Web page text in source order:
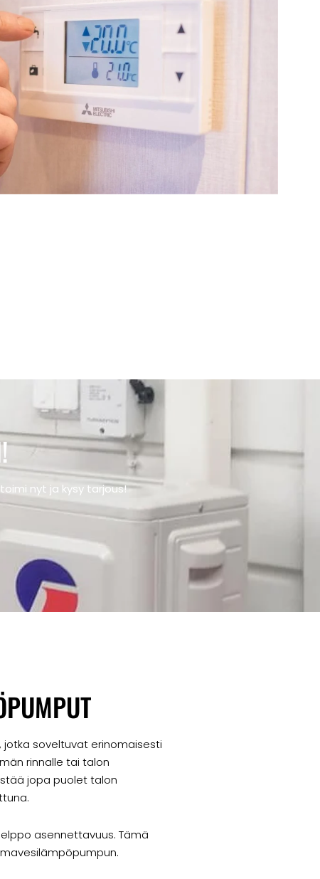
nyt ja kysy tarjous!
soveltuvat erinomaisesti
rinnalle tai talon
jopa puolet talon
asennettavuus. Tämä